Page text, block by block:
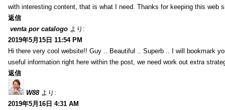
with interesting content, that is what I need. Thanks for keeping this
返信
venta por catalogo より:
2019年5月15日 11:54 PM
Hi there very cool website!! Guy .. Beautiful .. Superb .. I will bookmark
useful information right here within the post, we need work out extra
返信
W88 より:
2019年5月16日 4:31 AM